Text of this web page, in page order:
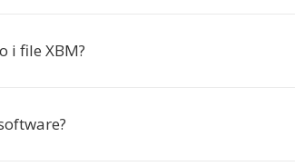
i file XBM?